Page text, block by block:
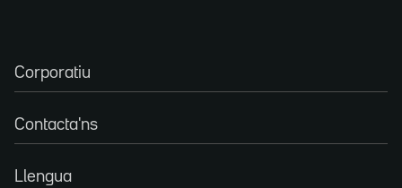
Corporatiu
Contacta'ns
Llengua